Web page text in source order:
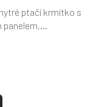
ptačí krmítko s